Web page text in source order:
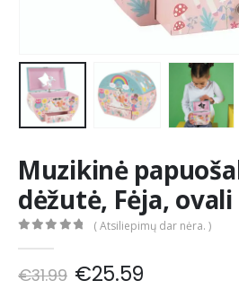
Muzikinė
dėžutė, Fėja, ovali
( Atsiliepimų dar nėra. )
€31.99 Original
€25.59Current